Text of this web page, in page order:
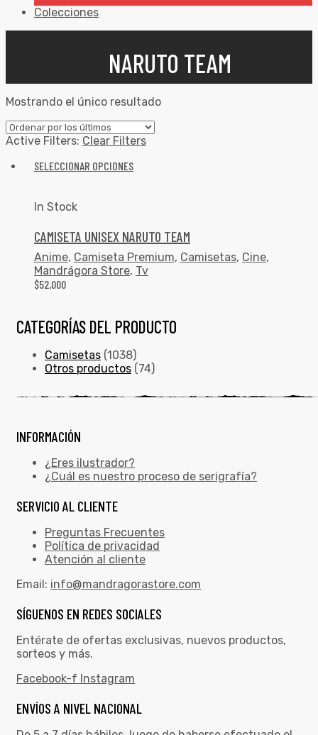
Colecciones
NARUTO TEAM
Mostrando el único resultado
Active Filters: Clear Filters
SELECCIONAR OPCIONES
In Stock
CAMISETA UNISEX NARUTO TEAM
Anime, Camiseta Premium, Camisetas, Cine,
Mandrágora Store, Tv
$52,000
CATEGORÍAS DEL PRODUCTO
Camisetas (1038)
Otros productos (74)
INFORMACIÓN
¿Eres ilustrador?
¿Cuál es nuestro proceso de serigrafía?
SERVICIO AL CLIENTE
Preguntas Frecuentes
Política de privacidad
Atención al cliente
Email: info@mandragorastore.com
SÍGUENOS EN REDES SOCIALES
Entérate de ofertas exclusivas, nuevos productos,
sorteos y más.
Facebook-f Instagram
ENVÍOS A NIVEL NACIONAL